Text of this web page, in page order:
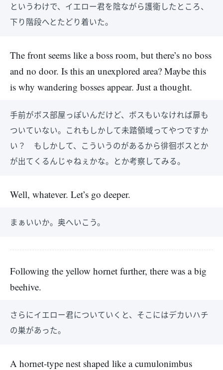
というわけで、イエロー君を陰ながら護衛したところ、
下り階段へとたどり着いた。
The front seems like a boss room, but there’s no boss
and no door. Is this an unexplored area? Maybe this
is why wandering bosses appear. Just a thought.
手前がボス部屋っぽいんだけど、ボスもいなければ扉も
ついていない。これもしかして未踏領域ってやつですか
い？ もしかして、こういうのがあるから徘徊ボスとか
が出てくるんじゃねぇかな。とか考察してみる。
Well, whatever. Let’s go deeper.
まぁいいか。奥へいこう。
Following the yellow hornet further, there was a big
beehive.
さらにイエロー君についていくと、そこにはデカいハチ
の巣があった。
A hornet-type nest shaped like a cumulonimbus